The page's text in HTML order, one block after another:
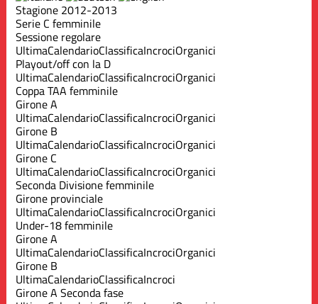
Stagione 2012-2013
Serie C femminile
Sessione regolare
UltimaCalendarioClassificaIncrociOrganici
Playout/off con la D
UltimaCalendarioClassificaIncrociOrganici
Coppa TAA femminile
Girone A
UltimaCalendarioClassificaIncrociOrganici
Girone B
UltimaCalendarioClassificaIncrociOrganici
Girone C
UltimaCalendarioClassificaIncrociOrganici
Seconda Divisione femminile
Girone provinciale
UltimaCalendarioClassificaIncrociOrganici
Under-18 femminile
Girone A
UltimaCalendarioClassificaIncrociOrganici
Girone B
UltimaCalendarioClassificaIncroci
Girone A Seconda fase